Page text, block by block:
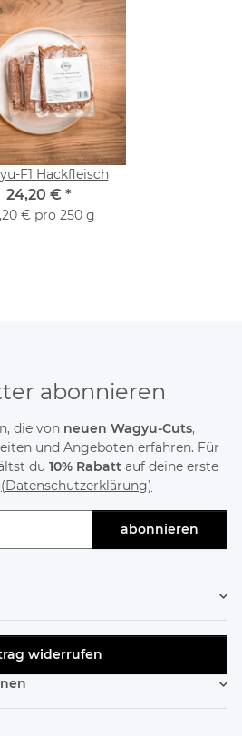
F1 Hackfleisch
24,20 € *
€ pro 250 g
abonnieren
die von neuen Wagyu-Cuts,
und Angeboten erfahren. Für
du 10% Rabatt auf deine erste
(Datenschutzerklärung)
abonnieren
widerrufen